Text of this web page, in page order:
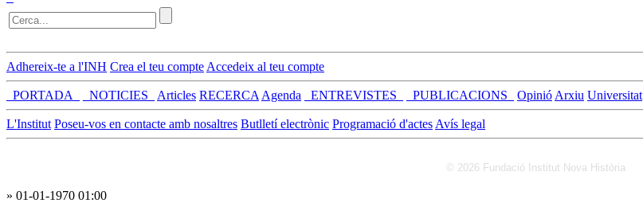
Adhereix-te a l'INH Crea el teu compte Accedeix al teu compte
_PORTADA_ _NOTICIES_ Articles RECERCA Agenda _ENTREVISTES_ _PUBLICACIONS_ Opinió Arxiu Universitat
L'Institut Poseu-vos en contacte amb nosaltres Butlletí electrònic Programació d'actes Avís legal
© 2026 Fundació Institut Nova Història
» 01-01-1970 01:00